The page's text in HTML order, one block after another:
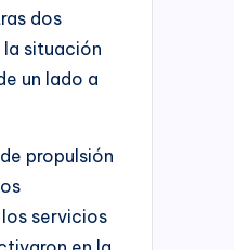
dos
la situación
un lado a
propulsión
servicios